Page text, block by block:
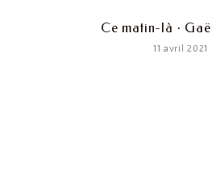
Ce matin-là ·
11 avril 2021